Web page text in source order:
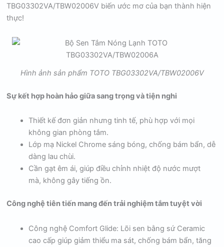
TBG03302VA/TBW02006V biến ước mơ của bạn thành hiện
thực!
Hình ảnh sản phẩm TOTO TBG03302VA/TBW02006V
Sự kết hợp hoàn hảo giữa sang trọng và tiện nghi
Thiết kế đơn giản nhưng tinh tế, phù hợp với mọi
không gian phòng tắm.
Lớp mạ Nickel Chrome sáng bóng, chống bám bẩn, dễ
dàng lau chùi.
Cần gạt êm ái, giúp điều chỉnh nhiệt độ nước mượt
mà, không gây tiếng ồn.
Công nghệ tiên tiến mang đến trải nghiệm tắm tuyệt vời
Công nghệ Comfort Glide: Lõi sen bằng sứ Ceramic
cao cấp giúp giảm thiểu ma sát, chống bám bẩn, tăng